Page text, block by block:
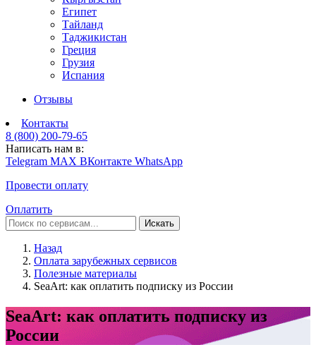
Египет
Тайланд
Таджикистан
Греция
Грузия
Испания
Отзывы
Контакты
8 (800) 200-79-65
Написать нам в:
Telegram MAX ВКонтакте WhatsApp
Провести оплату
Оплатить
Искать
Назад
Оплата зарубежных сервисов
Полезные материалы
SeaArt: как оплатить подписку из России
SeaArt: как оплатить подписку из
России